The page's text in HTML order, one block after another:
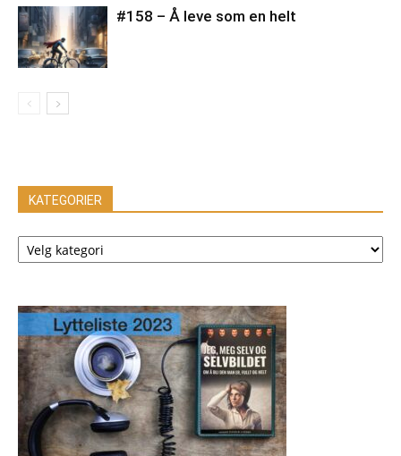
#158 – Å leve som en helt
KATEGORIER
KATEGORIER